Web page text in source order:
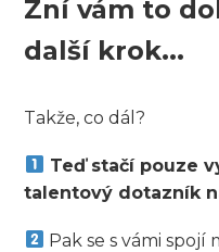
Zní vám to
další krok...
Takže, co dál?
Teď stačí pouze
talentový dotazník
Pak se s vámi